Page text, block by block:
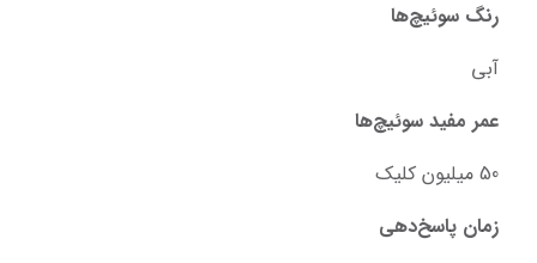
رنگ سوئیچ‌ها
آبی
عمر مفید سوئیچ‌ها
50 میلیون کلیک
زمان پاسخ‌دهی